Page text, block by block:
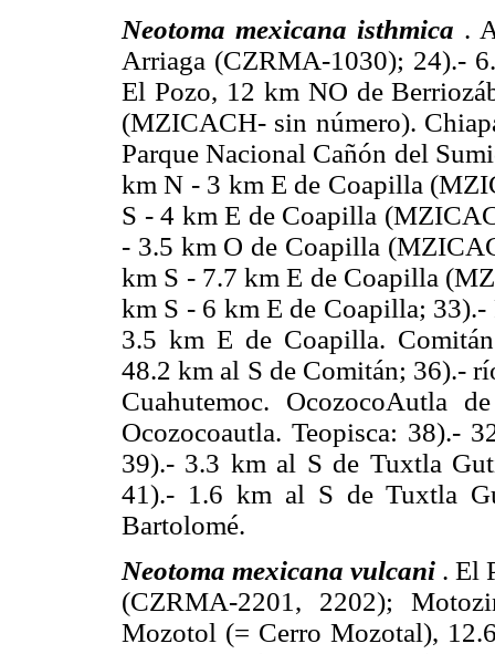
Neotoma mexicana isthmica .
Arriaga (CZRMA-1030); 24).-
El Pozo, 12 km NO de
(MZICACH- sin número).
Parque Nacional Cañón del
km N - 3 km E de Coapilla
S - 4 km E de Coapilla
- 3.5 km O de Coapilla
km S - 7.7 km E de Coapilla
km S - 6 km E de Coapilla;
3.5 km E de Coapilla.
48.2 km al S de Comitán; 36).-
Cuahutemoc. OcozocoAutla
Ocozocoautla. Teopisca: 38).-
39).- 3.3 km al S de Tuxtla
41).- 1.6 km al S de Tuxtla
Bartolomé.
Neotoma mexicana vulcani . El
(CZRMA-2201, 2202);
Mozotol (= Cerro Mozotal),